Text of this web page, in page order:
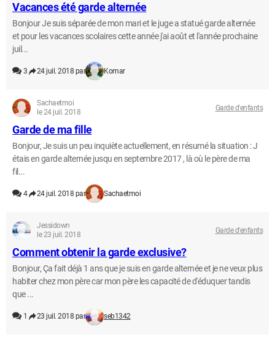
Vacances été garde alternée
Bonjour Je suis séparée de mon mari et le juge a statué garde alternée
et pour les vacances scolaires cette année j'ai août et l'année prochaine
juil...
3 24 juil. 2018 par Komar
Sachaetmoi
le 24 juil. 2018
Garde d'enfants
Garde de ma fille
Bonjour, Je suis un peu inquiète actuellement, en résumé la situation : J
étais en garde alternée jusqu en septembre 2017 , là où le père de ma
fil...
4 24 juil. 2018 par Sachaetmoi
Jessidown
le 23 juil. 2018
Garde d'enfants
Comment obtenir la garde exclusive?
Bonjour, Ça fait déjà 1 ans que je suis en garde alternée et je ne veux plus
habiter chez mon père car mon père les capacité de d'éduquer tandis
que ...
1 23 juil. 2018 par seb1342